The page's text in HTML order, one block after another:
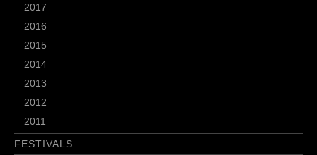
2017
2016
2015
2014
2013
2012
2011
FESTIVALS